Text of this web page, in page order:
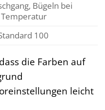
Bügeln bei
100
die Farben auf
leicht